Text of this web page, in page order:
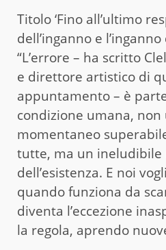
Titolo ‘Fino all’ultimo
dell’inganno e l’inganno
“L’errore – ha scritto
e direttore artistico di
appuntamento – è
condizione umana,
momentaneo
tutte, ma un ineludibile
dell’esistenza. E noi
quando funziona da
diventa l’eccezione
la regola, aprendo